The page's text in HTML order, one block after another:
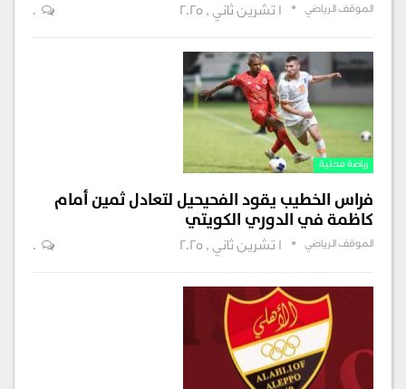
الموقف الرياضي 0
رياضة محلية
فراس الخطيب يقود الفحيحيل لتعادل ثمين أمام
كاظمة في الدوري الكويتي
الموقف الرياضي 0